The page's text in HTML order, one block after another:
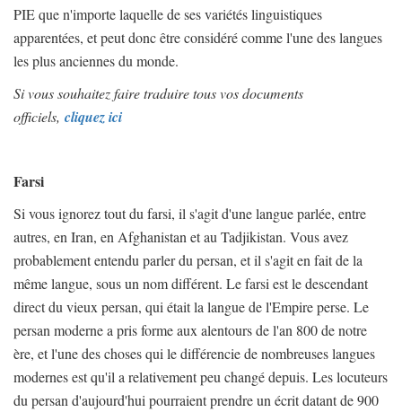
PIE que n'importe laquelle de ses variétés linguistiques
apparentées, et peut donc être considéré comme l'une des langues
les plus anciennes du monde.
Si vous souhaitez faire traduire tous vos documents
officiels, cliquez ici
Farsi
Si vous ignorez tout du farsi, il s'agit d'une langue parlée, entre
autres, en Iran, en Afghanistan et au Tadjikistan. Vous avez
probablement entendu parler du persan, et il s'agit en fait de la
même langue, sous un nom différent. Le farsi est le descendant
direct du vieux persan, qui était la langue de l'Empire perse. Le
persan moderne a pris forme aux alentours de l'an 800 de notre
ère, et l'une des choses qui le différencie de nombreuses langues
modernes est qu'il a relativement peu changé depuis. Les locuteurs
du persan d'aujourd'hui pourraient prendre un écrit datant de 900